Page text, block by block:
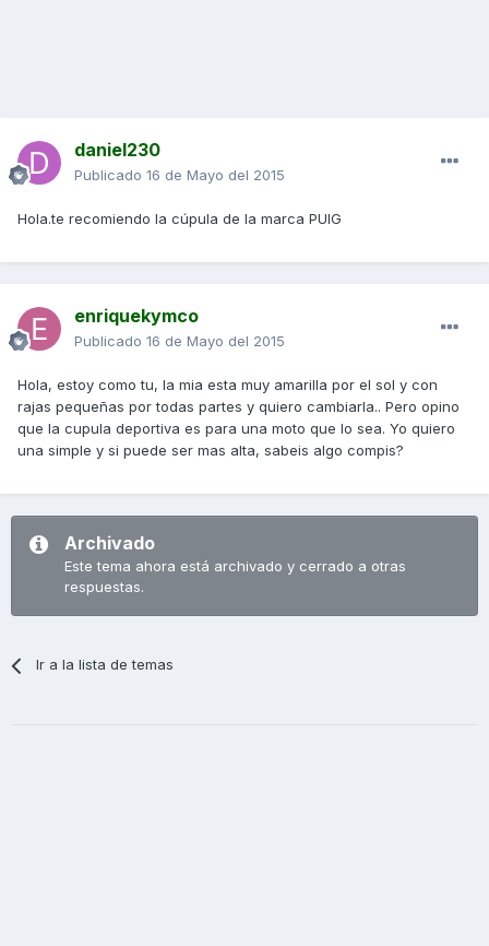
daniel230
Publicado 16 de Mayo del 2015
Hola.te recomiendo la cúpula de la marca PUIG
enriquekymco
Publicado 16 de Mayo del 2015
Hola, estoy como tu, la mia esta muy amarilla por el sol y con
rajas pequeñas por todas partes y quiero cambiarla.. Pero opino
que la cupula deportiva es para una moto que lo sea. Yo quiero
una simple y si puede ser mas alta, sabeis algo compis?
Archivado
Este tema ahora está archivado y cerrado a otras
respuestas.
Ir a la lista de temas